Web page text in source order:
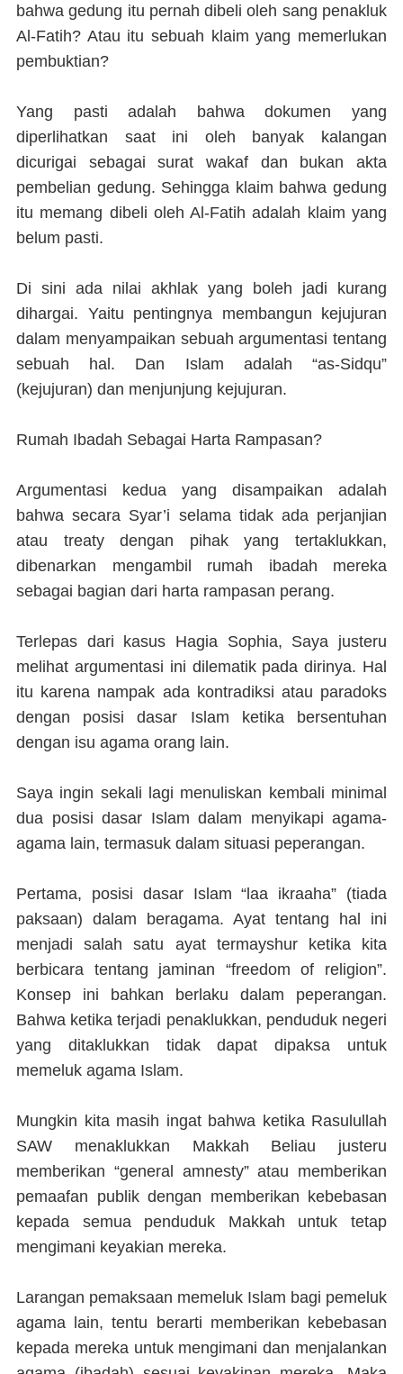
bahwa gedung itu pernah dibeli oleh sang penakluk
Al-Fatih? Atau itu sebuah klaim yang memerlukan
pembuktian?
Yang pasti adalah bahwa dokumen yang
diperlihatkan saat ini oleh banyak kalangan
dicurigai sebagai surat wakaf dan bukan akta
pembelian gedung. Sehingga klaim bahwa gedung
itu memang dibeli oleh Al-Fatih adalah klaim yang
belum pasti.
Di sini ada nilai akhlak yang boleh jadi kurang
dihargai. Yaitu pentingnya membangun kejujuran
dalam menyampaikan sebuah argumentasi tentang
sebuah hal. Dan Islam adalah “as-Sidqu”
(kejujuran) dan menjunjung kejujuran.
Rumah Ibadah Sebagai Harta Rampasan?
Argumentasi kedua yang disampaikan adalah
bahwa secara Syar’i selama tidak ada perjanjian
atau treaty dengan pihak yang tertaklukkan,
dibenarkan mengambil rumah ibadah mereka
sebagai bagian dari harta rampasan perang.
Terlepas dari kasus Hagia Sophia, Saya justeru
melihat argumentasi ini dilematik pada dirinya. Hal
itu karena nampak ada kontradiksi atau paradoks
dengan posisi dasar Islam ketika bersentuhan
dengan isu agama orang lain.
Saya ingin sekali lagi menuliskan kembali minimal
dua posisi dasar Islam dalam menyikapi agama-
agama lain, termasuk dalam situasi peperangan.
Pertama, posisi dasar Islam “laa ikraaha” (tiada
paksaan) dalam beragama. Ayat tentang hal ini
menjadi salah satu ayat termayshur ketika kita
berbicara tentang jaminan “freedom of religion”.
Konsep ini bahkan berlaku dalam peperangan.
Bahwa ketika terjadi penaklukkan, penduduk negeri
yang ditaklukkan tidak dapat dipaksa untuk
memeluk agama Islam.
Mungkin kita masih ingat bahwa ketika Rasulullah
SAW menaklukkan Makkah Beliau justeru
memberikan “general amnesty” atau memberikan
pemaafan publik dengan memberikan kebebasan
kepada semua penduduk Makkah untuk tetap
mengimani keyakian mereka.
Larangan pemaksaan memeluk Islam bagi pemeluk
agama lain, tentu berarti memberikan kebebasan
kepada mereka untuk mengimani dan menjalankan